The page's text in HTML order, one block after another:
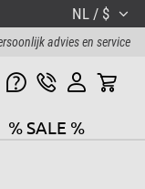
NL / $
advies en service
% SALE %